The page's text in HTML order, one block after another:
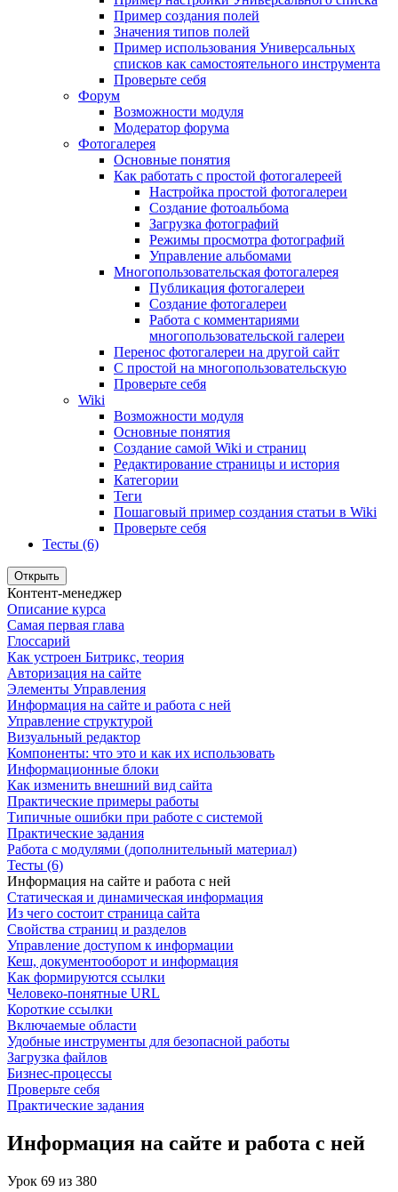
Пример создания полей
Значения типов полей
Пример использования Универсальных
списков как самостоятельного инструмента
Проверьте себя
Форум
Возможности модуля
Модератор форума
Фотогалерея
Основные понятия
Как работать с простой фотогалереей
Настройка простой фотогалереи
Создание фотоальбома
Загрузка фотографий
Режимы просмотра фотографий
Управление альбомами
Многопользовательская фотогалерея
Публикация фотогалереи
Создание фотогалереи
Работа с комментариями
многопользовательской галереи
Перенос фотогалереи на другой сайт
С простой на многопользовательскую
Проверьте себя
Wiki
Возможности модуля
Основные понятия
Создание самой Wiki и страниц
Редактирование страницы и история
Категории
Теги
Пошаговый пример создания статьи в Wiki
Проверьте себя
Тесты (6)
Открыть
Контент-менеджер
Описание курса
Самая первая глава
Глоссарий
Как устроен Битрикс, теория
Авторизация на сайте
Элементы Управления
Информация на сайте и работа с ней
Управление структурой
Визуальный редактор
Компоненты: что это и как их использовать
Информационные блоки
Как изменить внешний вид сайта
Практические примеры работы
Типичные ошибки при работе с системой
Практические задания
Работа с модулями (дополнительный материал)
Тесты (6)
Информация на сайте и работа с ней
Статическая и динамическая информация
Из чего состоит страница сайта
Свойства страниц и разделов
Управление доступом к информации
Кеш, документооборот и информация
Как формируются ссылки
Человеко-понятные URL
Короткие ссылки
Включаемые области
Удобные инструменты для безопасной работы
Загрузка файлов
Бизнес-процессы
Проверьте себя
Практические задания
Информация на сайте и работа с ней
Урок 69 из 380